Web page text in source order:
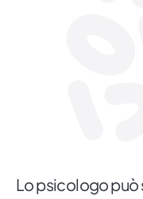
Lo psicologo può